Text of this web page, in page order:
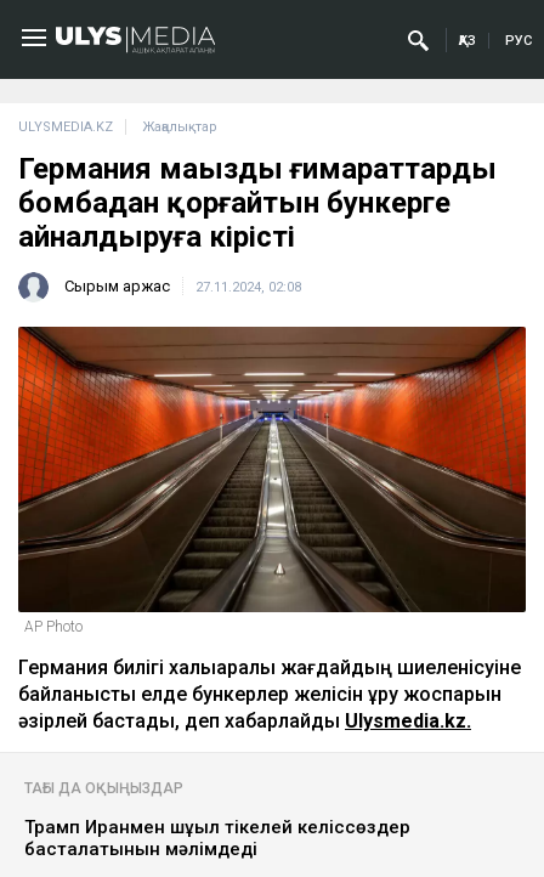
ҚАЗ РУС
ULYSMEDIA.KZ Жаңалықтар
Германия маңызды ғимараттарды
бомбадан қорғайтын бункерге
айналдыруға кірісті
Сырым Қаржас 27.11.2024, 02:08
AP Photo
Германия билігі халықаралық жағдайдың шиеленісуіне
байланысты елде бункерлер желісін құру жоспарын
әзірлей бастады, деп хабарлайды Ulysmedia.kz.
ТАҒЫ ДА ОҚЫҢЫЗДАР
Трамп Иранмен шұғыл тікелей келіссөздер
басталатынын мәлімдеді